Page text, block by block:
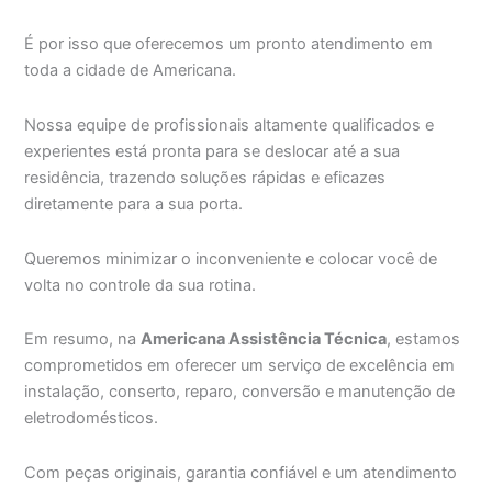
É por isso que oferecemos um pronto atendimento em
toda a cidade de Americana.
Nossa equipe de profissionais altamente qualificados e
experientes está pronta para se deslocar até a sua
residência, trazendo soluções rápidas e eficazes
diretamente para a sua porta.
Queremos minimizar o inconveniente e colocar você de
volta no controle da sua rotina.
Em resumo, naAmericana Assistência Técnica, estamos
comprometidos em oferecer um serviço de excelência em
instalação, conserto, reparo, conversão e manutenção de
eletrodomésticos.
Com peças originais, garantia confiável e um atendimento